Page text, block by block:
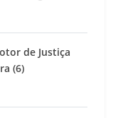
de Justiça
(6)